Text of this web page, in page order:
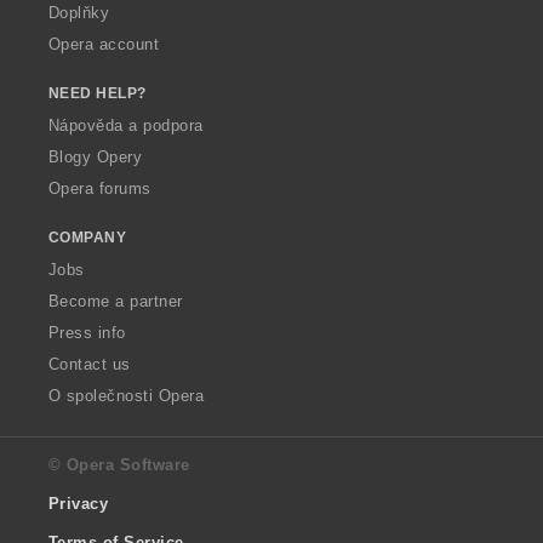
Doplňky
Opera account
NEED HELP?
Nápověda a podpora
Blogy Opery
Opera forums
COMPANY
Jobs
Become a partner
Press info
Contact us
O společnosti Opera
© Opera Software
Privacy